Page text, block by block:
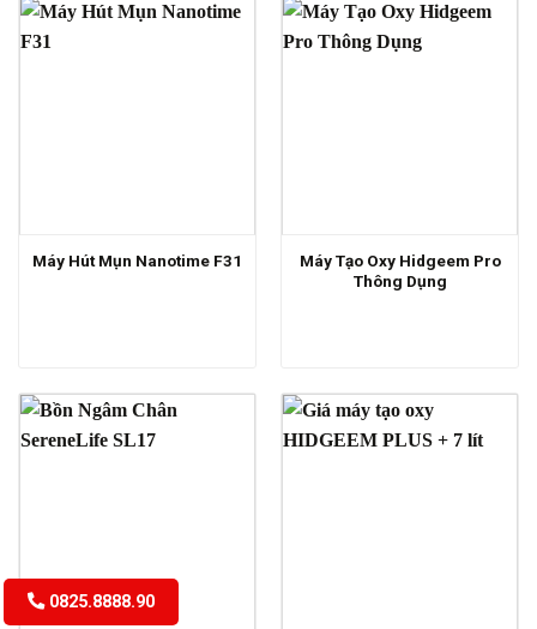
Máy Hút Mụn Nanotime F31
Máy Tạo Oxy Hidgeem Pro
Thông Dụng
0825.8888.90